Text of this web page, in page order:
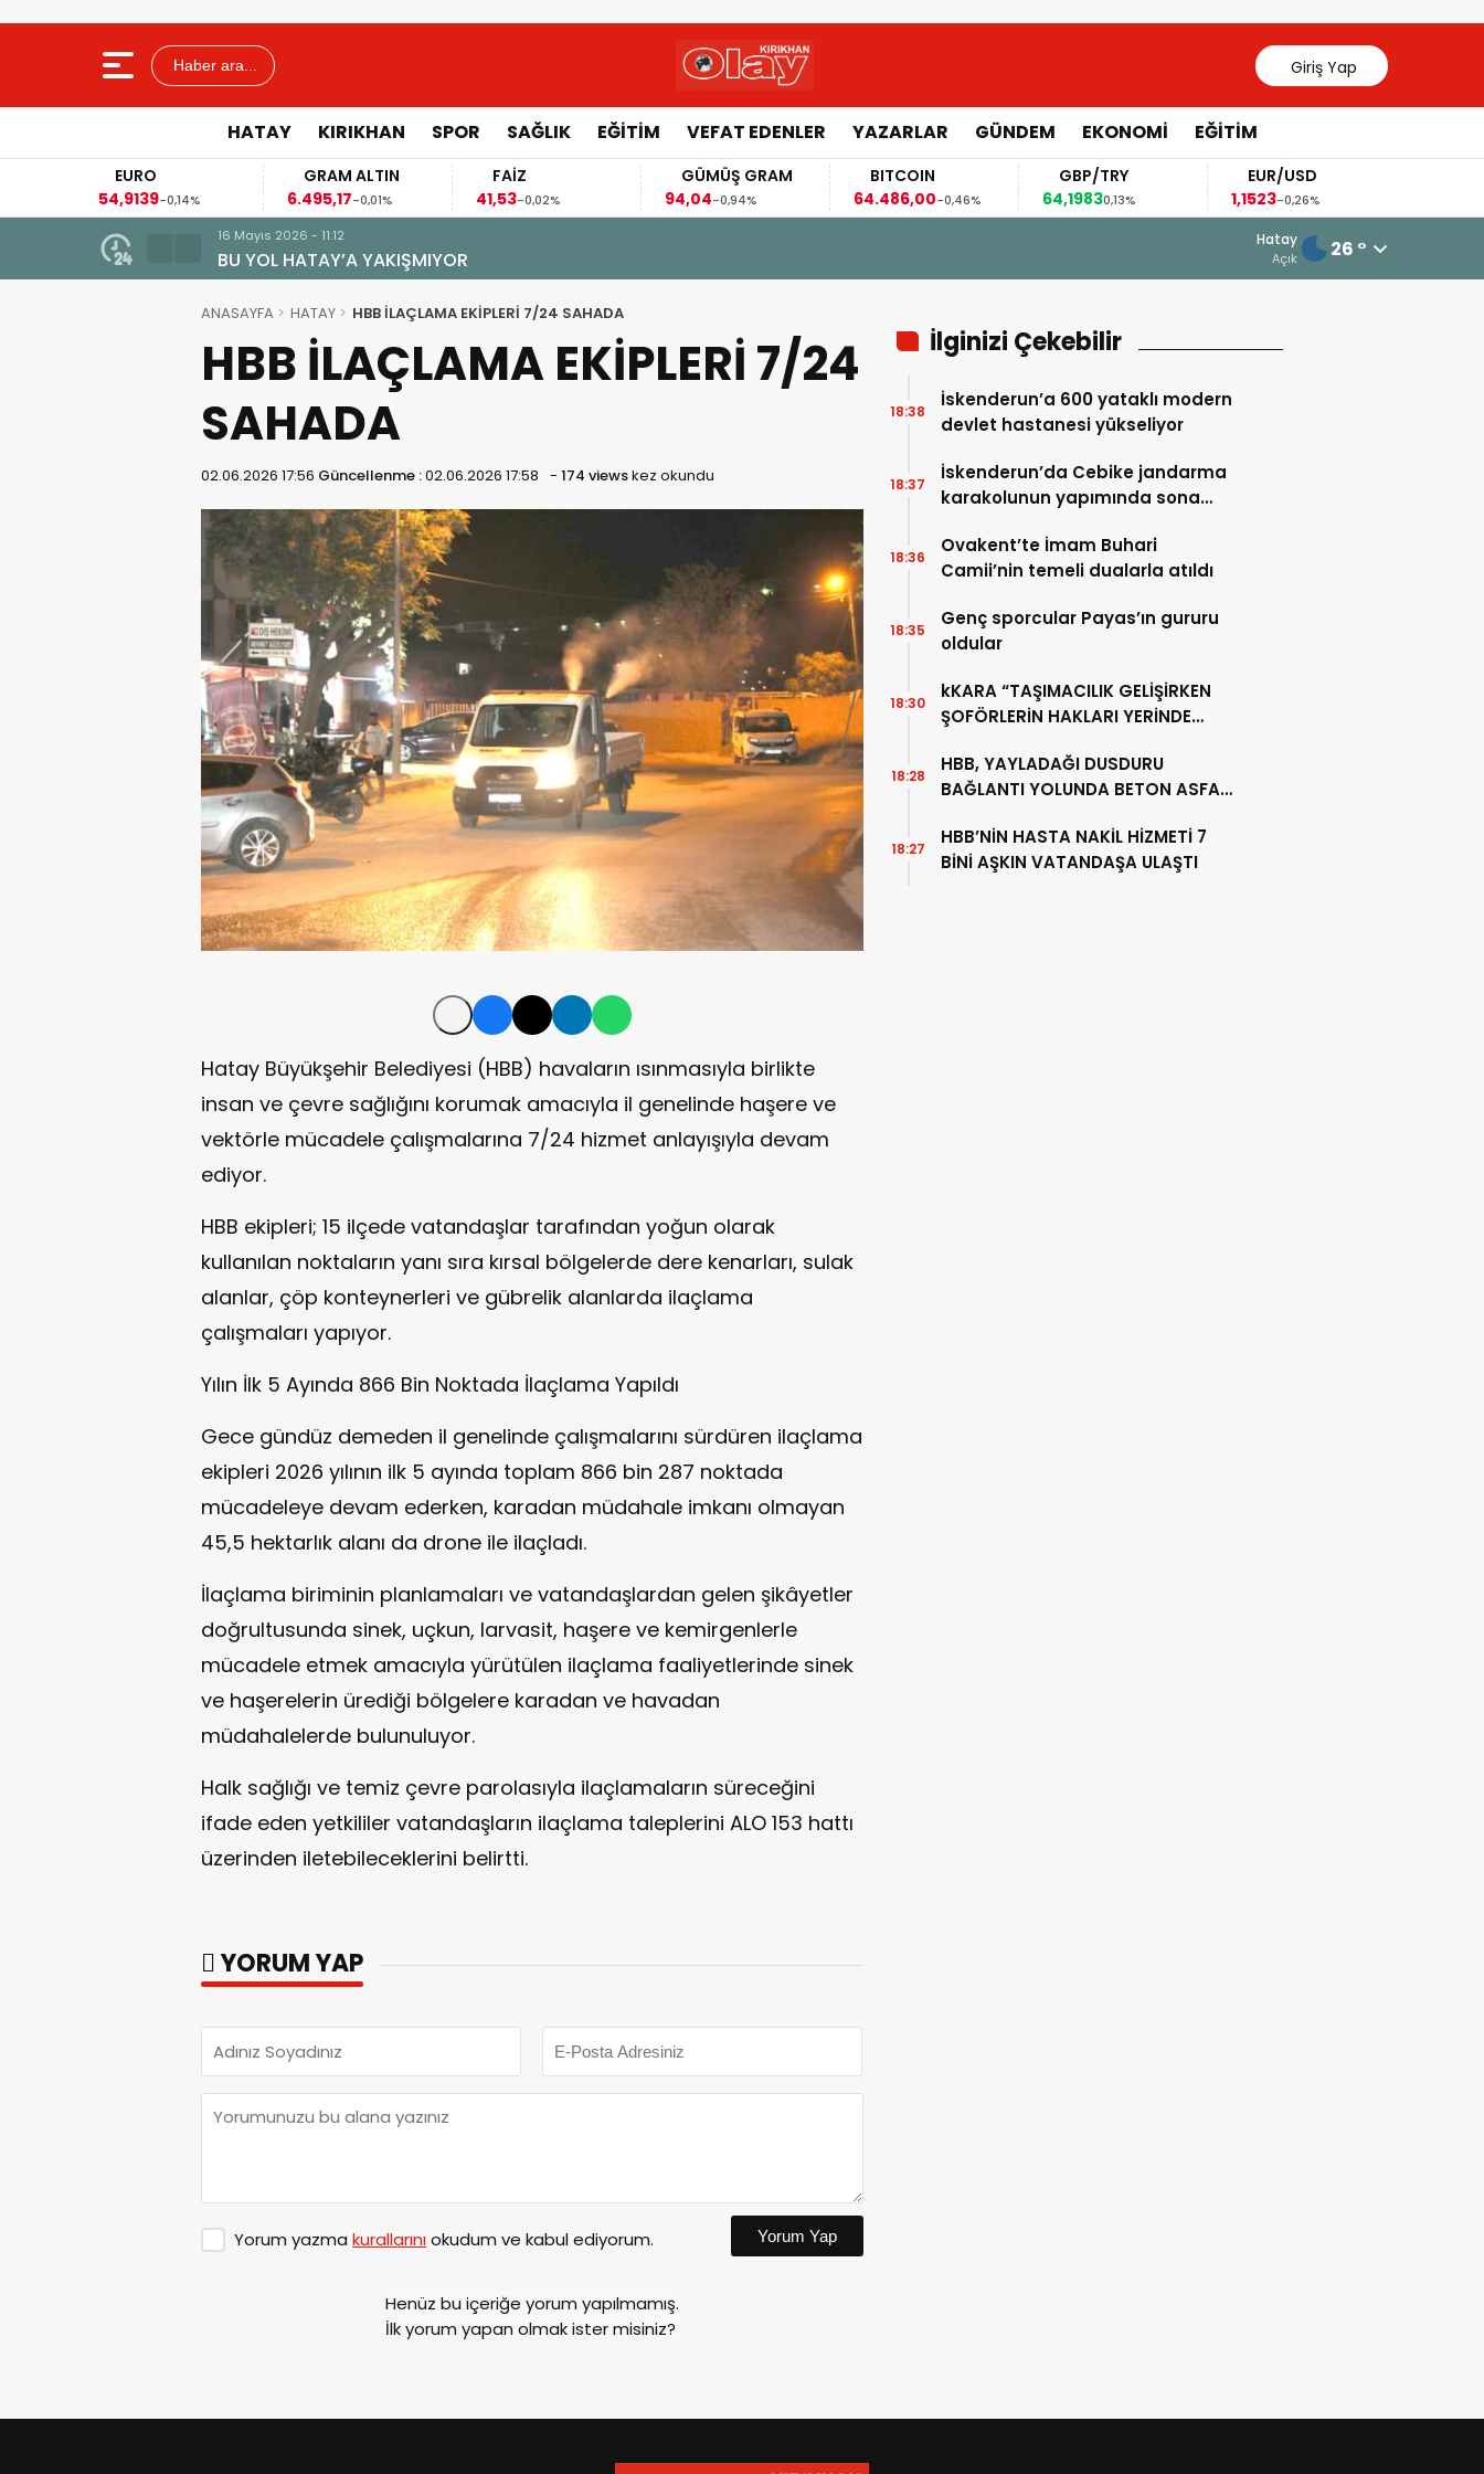
Haber ara... Giriş Yap
HATAY KIRIKHAN SPOR SAĞLIK EĞİTİM VEFAT EDENLER YAZARLAR GÜNDEM EKONOMİ EĞİTİM
EURO
54,9139-0,14%
GRAM ALTIN
6.495,17-0,01%
FAİZ
41,53-0,02%
GÜMÜŞ GRAM
94,04-0,94%
BITCOIN
64.486,00-0,46%
GBP/TRY
64,19830,13%
EUR/USD
1,1523-0,26%
düşecek
16 Mayıs 2026 - 11:12
BU YOL HATAY’A YAKIŞMIYOR
13 Mayıs 2026 - 20:55
Kırıkhan ve Hassa Esnafına Müjdeli
Hatay
Açık 26 °
ANASAYFA HATAY HBB İLAÇLAMA EKİPLERİ 7/24 SAHADA
HBB İLAÇLAMA EKİPLERİ 7/24
SAHADA
02.06.2026 17:56 Güncellenme :02.06.2026 17:58 - 174 viewskez okundu
Hatay Büyükşehir Belediyesi (HBB) havaların ısınmasıyla birlikte
insan ve çevre sağlığını korumak amacıyla il genelinde haşere ve
vektörle mücadele çalışmalarına 7/24 hizmet anlayışıyla devam
ediyor.
HBB ekipleri; 15 ilçede vatandaşlar tarafından yoğun olarak
kullanılan noktaların yanı sıra kırsal bölgelerde dere kenarları, sulak
alanlar, çöp konteynerleri ve gübrelik alanlarda ilaçlama
çalışmaları yapıyor.
Yılın İlk 5 Ayında 866 Bin Noktada İlaçlama Yapıldı
Gece gündüz demeden il genelinde çalışmalarını sürdüren ilaçlama
ekipleri 2026 yılının ilk 5 ayında toplam 866 bin 287 noktada
mücadeleye devam ederken, karadan müdahale imkanı olmayan
45,5 hektarlık alanı da drone ile ilaçladı.
İlaçlama biriminin planlamaları ve vatandaşlardan gelen şikâyetler
doğrultusunda sinek, uçkun, larvasit, haşere ve kemirgenlerle
mücadele etmek amacıyla yürütülen ilaçlama faaliyetlerinde sinek
ve haşerelerin ürediği bölgelere karadan ve havadan
müdahalelerde bulunuluyor.
Halk sağlığı ve temiz çevre parolasıyla ilaçlamaların süreceğini
ifade eden yetkililer vatandaşların ilaçlama taleplerini ALO 153 hattı
üzerinden iletebileceklerini belirtti.
YORUM YAP
Yorum yazma kurallarınıokudum ve kabul ediyorum. Yorum Yap
Henüz bu içeriğe yorum yapılmamış.
İlk yorum yapan olmak ister misiniz?
İlginizi Çekebilir
İskenderun’a 600 yataklı modern
devlet hastanesi yükseliyor
18:38
İskenderun’da Cebike jandarma
karakolunun yapımında sona
18:37
Ovakent’te İmam Buhari
Camii’nin temeli dualarla atıldı
18:36
Genç sporcular Payas’ın gururu
oldular
18:35
kKARA “TAŞIMACILIK GELİŞİRKEN
ŞOFÖRLERİN HAKLARI YERİNDE
18:30
HBB, YAYLADAĞI DUSDURU
BAĞLANTI YOLUNDA BETON ASFALT
18:28
HBB’NİN HASTA NAKİL HİZMETİ 7
BİNİ AŞKIN VATANDAŞA ULAŞTI
18:27